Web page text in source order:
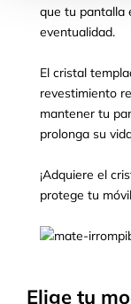
que tu pantalla
eventualidad.
El cristal
revestimiento
mantener tu
prolonga su
¡Adquiere el
protege tu
Elige tu